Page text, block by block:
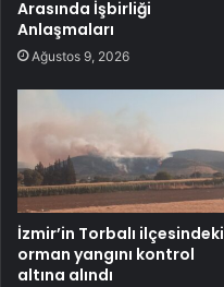
Arasında İşbirliği
Anlaşmaları
Ağustos 9, 2026
İzmir’in Torbalı ilçesindeki
orman yangını kontrol
altına alındı